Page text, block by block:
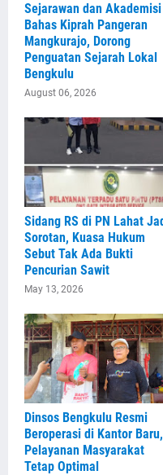
Sejarawan dan Akademisi
Bahas Kiprah Pangeran
Mangkurajo, Dorong
Penguatan Sejarah Lokal
Bengkulu
August 06, 2026
Sidang RS di PN Lahat
Sorotan, Kuasa Hukum
Sebut Tak Ada Bukti
Pencurian Sawit
May 13, 2026
Dinsos Bengkulu Resmi
Beroperasi di Kantor Baru,
Pelayanan Masyarakat
Tetap Optimal